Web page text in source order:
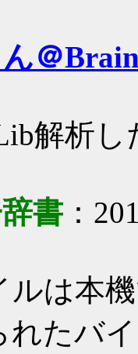
＠
解析
書 ：
ルは本
れたバ